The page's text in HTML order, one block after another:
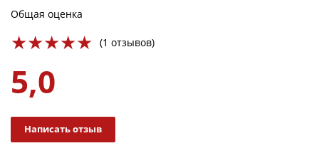
Общая оценка
(1 отзывов)
5,0
Написать отзыв